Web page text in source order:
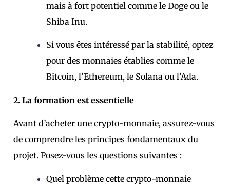
mais à fort potentiel comme le Doge ou le
Shiba Inu.
Si vous êtes intéressé par la stabilité, optez
pour des monnaies établies comme le
Bitcoin, l’Ethereum, le Solana ou l’Ada.
2. La formation est essentielle
Avant d’acheter une crypto-monnaie, assurez-vous
de comprendre les principes fondamentaux du
projet. Posez-vous les questions suivantes :
Quel problème cette crypto-monnaie